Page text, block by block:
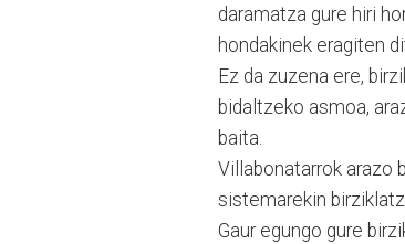
daramatza gure hiri
hondakinek eragiten
Ez da zuzena ere,
bidaltzeko asmoa,
baita.
Villabonatarrok arazo
sistemarekin
Gaur egungo gure